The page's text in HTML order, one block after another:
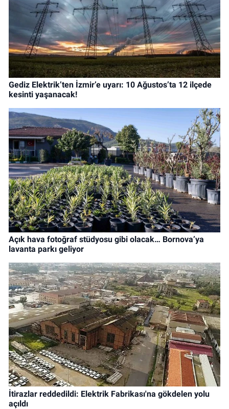
Gediz Elektrik’ten İzmir’e uyarı: 10 Ağustos’ta 12 ilçede
kesinti yaşanacak!
Açık hava fotoğraf stüdyosu gibi olacak… Bornova’ya
lavanta parkı geliyor
İtirazlar reddedildi: Elektrik Fabrikası'na gökdelen yolu
açıldı